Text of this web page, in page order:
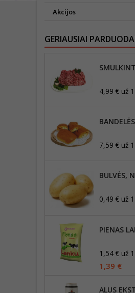
Akcijos
GERIAUSIAI
4,99 € už
7,59 € už
0,49 € už
1,54 € už
1,39 €